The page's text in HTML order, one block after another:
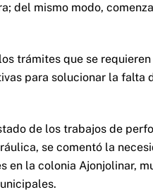
del mismo modo,
trámites que se
para solucionar la falta
de los trabajos de
se comentó la
en la colonia Ajonjolinar,